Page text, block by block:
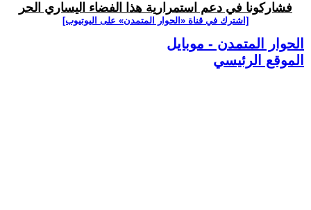
فشاركونا في دعم استمرارية هذا الفضاء اليساري الحر
[اشترك في قناة ‫«الحوار المتمدن» على اليوتيوب]
الحوار المتمدن - موبايل
الموقع الرئيسي